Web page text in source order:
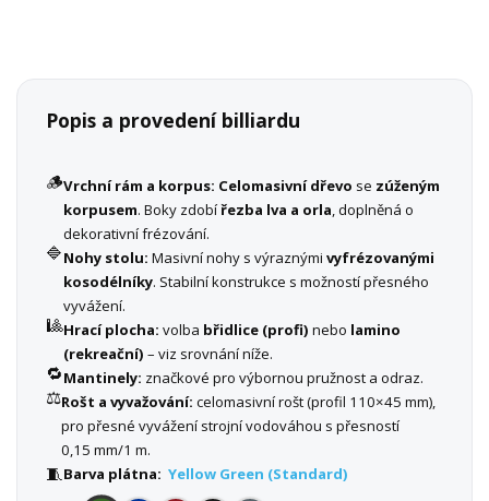
Popis a provedení billiardu
🪵Vrchní rám a korpus: Celomasivní dřevo se zúženým
korpusem. Boky zdobířezba lva a orla, doplněná o
dekorativní frézování.
🔷Nohy stolu: Masivní nohy s výraznými vyfrézovanými
kosodélníky. Stabilní konstrukce s možností přesného
vyvážení.
🎱Hrací plocha: volba břidlice (profi) nebo lamino
(rekreační) – viz srovnání níže.
🔁Mantinely: značkové pro výbornou pružnost a odraz.
⚖️Rošt a vyvažování: celomasivní rošt (profil 110×45 mm),
pro přesné vyvážení strojní vodováhou s přesností
0,15 mm/1 m.
🧵Barva plátna: Yellow Green (Standard)